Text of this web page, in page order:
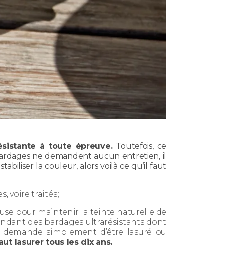
à toute épreuve.Toutefois, ce
ne demandent aucun entretien, il
la couleur, alors voilà ce qu’il faut
voire traités ;
pour maintenir la teinte naturelle de
des bardages ultrarésistants dont
simplement d’être lasuré ou
lasurer tous les dix ans.